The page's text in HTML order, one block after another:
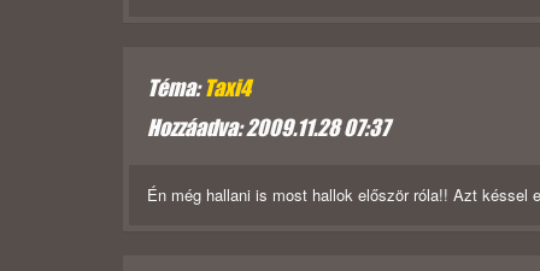
Téma:Taxi4
Hozzáadva: 2009.11.28 07:37
Én még hallani is most hallok először róla!! Azt késsel